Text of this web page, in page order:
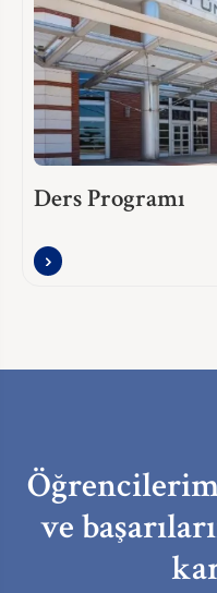
Ders Programı
ve